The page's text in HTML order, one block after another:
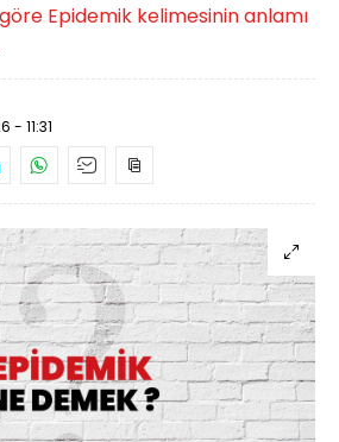
Epidemik kelimesinin anlamı
- 11:31